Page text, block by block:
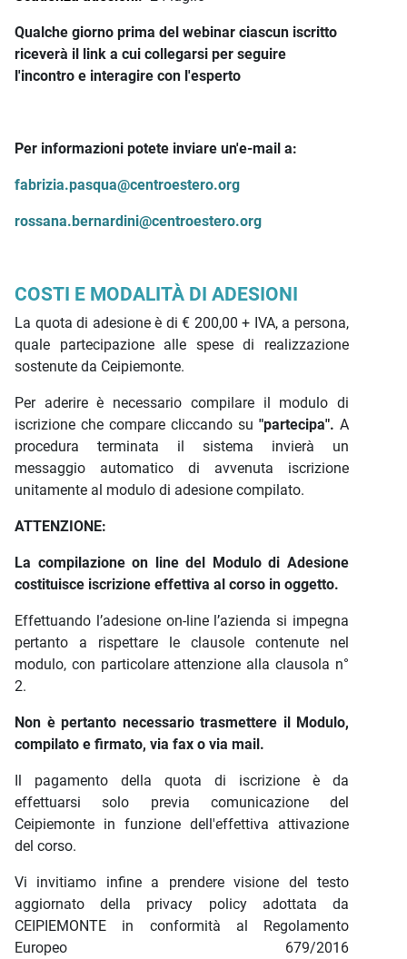
Qualche giorno prima del webinar ciascun iscritto
riceverà il link a cui collegarsi per seguire
l'incontro e interagire con l'esperto
Per informazioni potete inviare un'e-mail a:
fabrizia.pasqua@centroestero.org
rossana.bernardini@centroestero.org
COSTI E MODALITÀ DI ADESIONI
La quota di adesione è di € 200,00 + IVA, a persona,
quale partecipazione alle spese di realizzazione
sostenute da Ceipiemonte.
Per aderire è necessario compilare il modulo di
iscrizione che compare cliccando su "partecipa". A
procedura terminata il sistema invierà un
messaggio automatico di avvenuta iscrizione
unitamente al modulo di adesione compilato.
ATTENZIONE:
La compilazione on line del Modulo di Adesione
costituisce iscrizione effettiva al corso in oggetto.
Effettuando l’adesione on-line l’azienda si impegna
pertanto a rispettare le clausole contenute nel
modulo, con particolare attenzione alla clausola n°
2.
Non è pertanto necessario trasmettere il Modulo,
compilato e firmato, via fax o via mail.
Il pagamento della quota di iscrizione è da
effettuarsi solo previa comunicazione del
Ceipiemonte in funzione dell'effettiva attivazione
del corso.
Vi invitiamo infine a prendere visione del testo
aggiornato della privacy policy adottata da
CEIPIEMONTE in conformità al Regolamento
Europeo 679/2016